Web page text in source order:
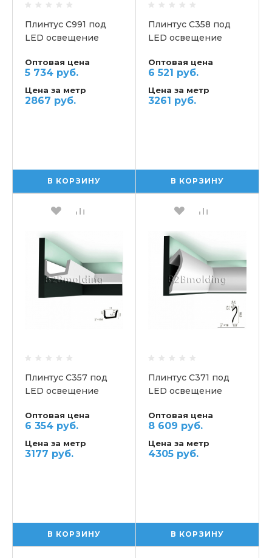
Плинтус C991 под
LED освещение
Оптовая цена
5 734 руб.
Цена за метр
2867 руб.
В КОРЗИНУ
Плинтус C358 под
LED освещение
Оптовая цена
6 521 руб.
Цена за метр
3261 руб.
В КОРЗИНУ
Плинтус C357 под
LED освещение
Оптовая цена
6 354 руб.
Цена за метр
3177 руб.
В КОРЗИНУ
Плинтус C371 под
LED освещение
Оптовая цена
8 609 руб.
Цена за метр
4305 руб.
В КОРЗИНУ